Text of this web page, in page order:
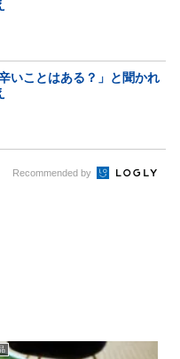
いことはある？」と聞かれ
Recommended by